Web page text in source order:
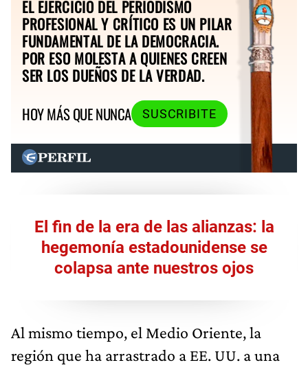
EL EJERCICIO DEL PERIODISMO
PROFESIONAL Y CRÍTICO ES UN PILAR
FUNDAMENTAL DE LA DEMOCRACIA.
POR ESO MOLESTA A QUIENES CREEN
SER LOS DUEÑOS DE LA VERDAD.
HOY MÁS QUE NUNCA
SUSCRIBITE
El fin de la era de las alianzas: la
hegemonía estadounidense se
colapsa ante nuestros ojos
Al mismo tiempo, el Medio Oriente, la
región que ha arrastrado a EE. UU. a una